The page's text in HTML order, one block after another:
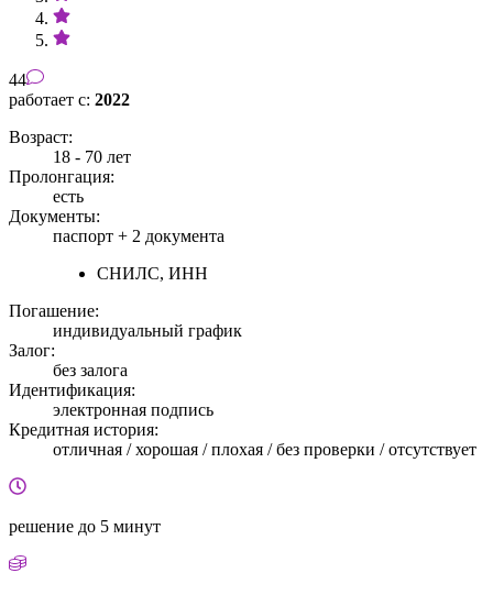
44
работает с: 2022
Возраст:
18 - 70 лет
Пролонгация:
есть
Документы:
паспорт + 2 документа
СНИЛС, ИНН
Погашение:
индивидуальный график
Залог:
без залога
Идентификация:
электронная подпись
Кредитная история:
отличная / хорошая / плохая / без проверки / отсутствует
решение до 5 минут